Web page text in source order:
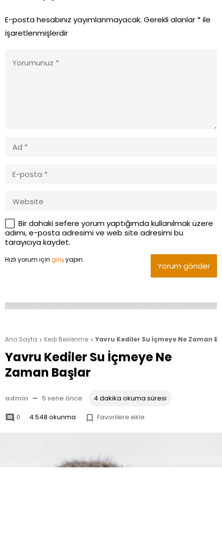
E-posta hesabınız yayımlanmayacak. Gerekli alanlar *ile
işaretlenmişlerdir
Bir dahaki sefere yorum yaptığımda kullanılmak üzere
adımı, e-posta adresimi ve web site adresimi bu
tarayıcıya kaydet.
Hızlı yorum için girişyapın.
Yorum gönder
Ana Sayfa  Kedi Beslenme  Yavru Kediler Su İçmeye Ne Zaman
Yavru Kediler Su İçmeye Ne
Zaman Başlar
admin — 5 sene önce 4 dakika okuma süresi
 0 4.548 okunma  Favorilere ekle